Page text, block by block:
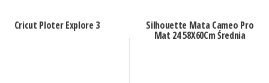
Cricut Ploter Explore 3 Silhouette Mata Cameo Pro
Mat 24 58X60Cm Średnia